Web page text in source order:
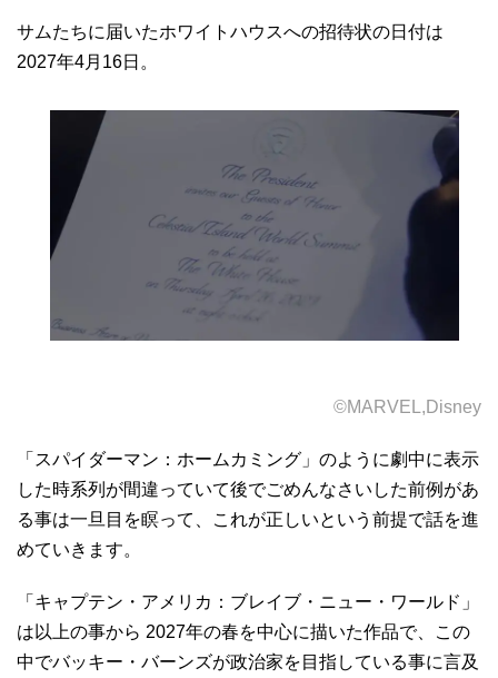
サムたちに届いたホワイトハウスへの招待状の日付は
2027年4月16日。
©MARVEL,Disney
「スパイダーマン：ホームカミング」のように劇中に表示
した時系列が間違っていて後でごめんなさいした前例があ
る事は一旦目を瞑って、これが正しいという前提で話を進
めていきます。
「キャプテン・アメリカ：ブレイブ・ニュー・ワールド」
は以上の事から 2027年の春を中心に描いた作品で、この
中でバッキー・バーンズが政治家を目指している事に言及